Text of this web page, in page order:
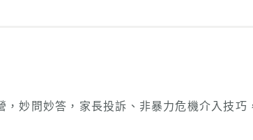
妙問妙答，家長投訴、非暴力危機介入技巧